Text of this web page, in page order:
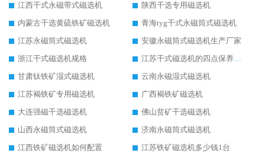
江西干式永磁带式磁选机
陕西干选专用磁选机
内蒙古干选黄硫铁矿磁选机
青海tyg干式永磁筒式磁选机
江苏永磁筒式磁选机
安徽永磁筒式磁选机生产厂家
浙江干式磁选机规格
江苏干式磁选机的四点保养秘籍
甘肃钛铁矿湿式磁选机
云南永磁湿式磁选机
江苏褐铁矿专用磁选机
广西褐铁矿磁选机
大连强磁干选磁选机
佛山贫矿干选磁选机
山西永磁筒式磁选机
济南永磁筒式磁选机
江西铁矿磁选机如何配置
江苏铁矿磁选机多少钱1台